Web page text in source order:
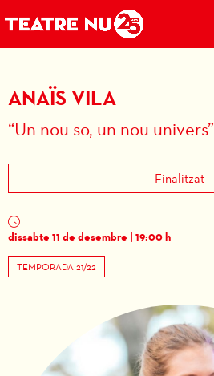
ANAÏS VILA
“Un nou so, un nou univers”
Finalitzat
dissabte 11 de desembre | 19:00 h
TEMPORADA 21/22